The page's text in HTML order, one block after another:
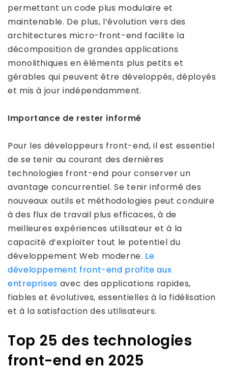
permettant un code plus modulaire et
maintenable. De plus, l’évolution vers des
architectures micro-front-end facilite la
décomposition de grandes applications
monolithiques en éléments plus petits et
gérables qui peuvent être développés, déployés
et mis à jour indépendamment.
Importance de rester informé
Pour les développeurs front-end, il est essentiel
de se tenir au courant des dernières
technologies front-end pour conserver un
avantage concurrentiel. Se tenir informé des
nouveaux outils et méthodologies peut conduire
à des flux de travail plus efficaces, à de
meilleures expériences utilisateur et à la
capacité d’exploiter tout le potentiel du
développement Web moderne. Le
développement front-end profite aux
entreprises avec des applications rapides,
fiables et évolutives, essentielles à la fidélisation
et à la satisfaction des utilisateurs.
Top 25 des technologies
front-end en 2025